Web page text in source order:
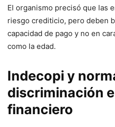
El organismo precisó que las
riesgo crediticio, pero deben
capacidad de pago y no en
como la edad.
Indecopi y
discriminación
financiero